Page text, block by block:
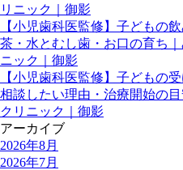
リニック｜御影
【小児歯科医監修】子どもの
茶・水とむし歯・お口の育ち
ニック｜御影
【小児歯科医監修】子どもの
相談したい理由・治療開始の
クリニック｜御影
アーカイブ
2026年8月
2026年7月